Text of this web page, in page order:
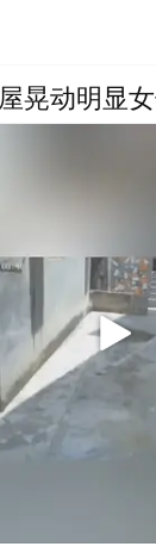
晃动明显